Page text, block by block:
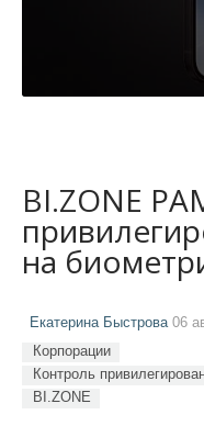
BI.ZONE
на
Екатерина Быстрова06
Корпорации
Контроль
BI.ZONE